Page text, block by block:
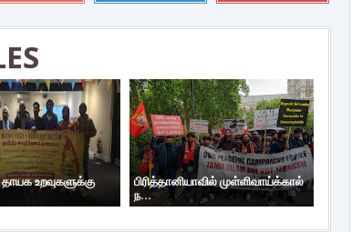
தாயக உறவுகளுக்கு
பிரித்தானியாவில் முள்ளிவாய்க்கால்
ந...